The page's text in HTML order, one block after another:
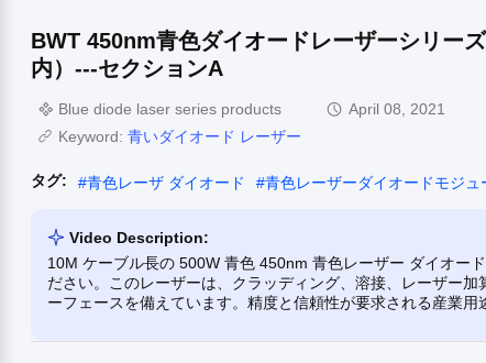
BWT 450nm青色ダイオードレーザーシリ
内）---セクションA
Blue diode laser series products
April 08, 2021
Keyword: 青いダイオード レーザー
タグ: #青色レーザ ダイオード #青色レーザーダイオードモジュ
Video Description:
10M ケーブル長の 500W 青色 450nm 青色レーザー ダイオー
ださい。このレーザーは、クラッディング、溶接、レーザー
ーフェースを備えています。精度と信頼性が要求される産業用